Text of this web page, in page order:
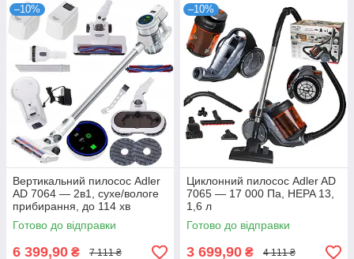
–10%
Вертикальний пилосос Adler
AD 7064 — 2в1, сухе/вологе
прибирання, до 114 хв
Готово до відправки
6 399,90 ₴ 7 111 ₴
–10%
Циклонний пилосос Adler AD
7065 — 17 000 Па, HEPA 13,
1,6 л
Готово до відправки
3 699,90 ₴ 4 111 ₴